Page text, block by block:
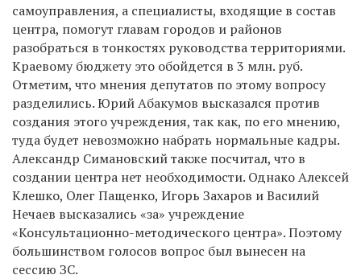
самоуправления, а специалисты, входящие в состав
центра, помогут главам городов и районов
разобраться в тонкостях руководства территориями.
Краевому бюджету это обойдется в 3 млн. руб.
Отметим, что мнения депутатов по этому вопросу
разделились. Юрий Абакумов высказался против
создания этого учреждения, так как, по его мнению,
туда будет невозможно набрать нормальные кадры.
Александр Симановский также посчитал, что в
создании центра нет необходимости. Однако Алексей
Клешко, Олег Пащенко, Игорь Захаров и Василий
Нечаев высказались «за» учреждение
«Консультационно-методического центра». Поэтому
большинством голосов вопрос был вынесен на
сессию ЗС.